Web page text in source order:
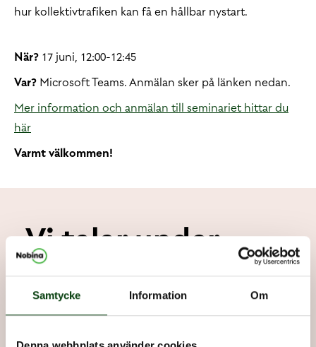
Samtycke Information Om
hur kollektivtrafiken kan få en hållbar nystart.
När? 17 juni, 12:00-12:45
Var? Microsoft Teams. Anmälan sker på länken nedan.
Mer information och anmälan till seminariet hittar du
här
Varmt välkommen!
Vi talar under
webbinariet